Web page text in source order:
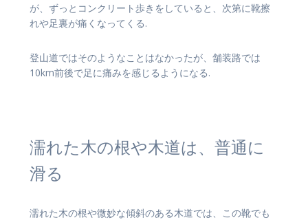
が、ずっとコンクリート歩きをしていると、次第に靴擦
れや足裏が痛くなってくる.
登山道ではそのようなことはなかったが、舗装路では
10km前後で足に痛みを感じるようになる.
濡れた木の根や木道は、普通に
滑る
濡れた木の根や微妙な傾斜のある木道では、この靴でも